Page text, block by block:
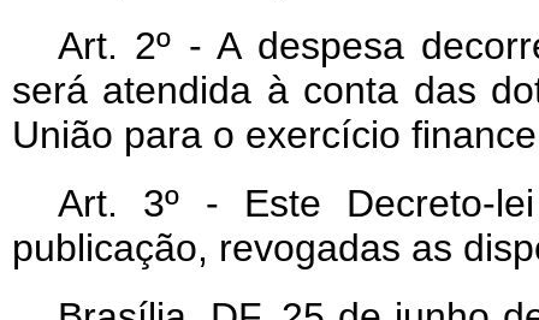
Art. 2º - A despesa
será atendida à conta das
União para o exercício
Art. 3º - Este Decreto-
publicação, revogadas as